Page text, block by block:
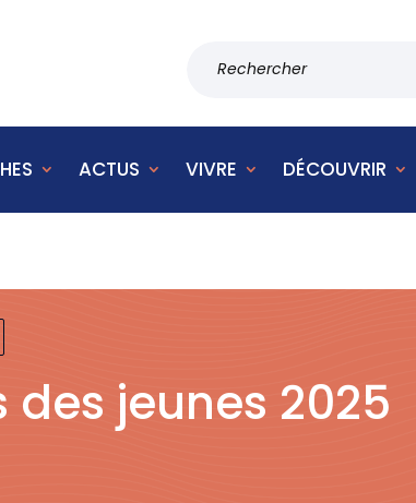
ACTUS VIVRE DÉCOUVRIR
des jeunes 2025